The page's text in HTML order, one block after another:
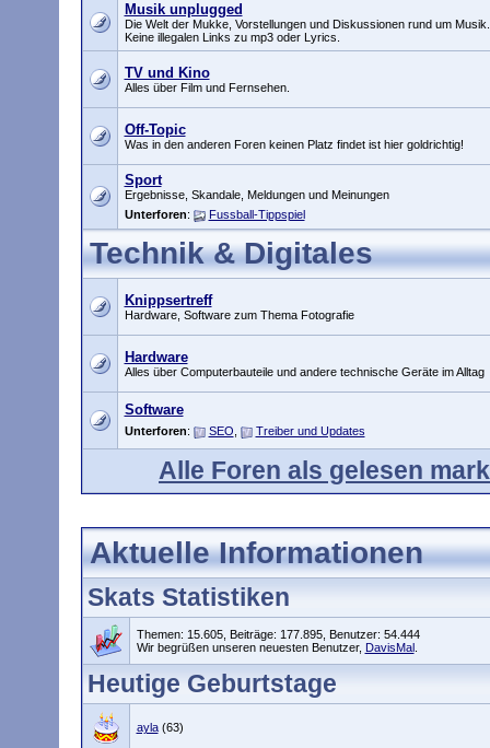
Musik unplugged
Die Welt der Mukke, Vorstellungen und Diskussionen rund um Musik.
Keine illegalen Links zu mp3 oder Lyrics.
TV und Kino
Alles über Film und Fernsehen.
Off-Topic
Was in den anderen Foren keinen Platz findet ist hier goldrichtig!
Sport
Ergebnisse, Skandale, Meldungen und Meinungen
Unterforen: Fussball-Tippspiel
Technik & Digitales
Knippsertreff
Hardware, Software zum Thema Fotografie
Hardware
Alles über Computerbauteile und andere technische Geräte im Alltag
Software
Unterforen: SEO Treiber und Updates
Alle Foren als gelesen
Aktuelle Informationen
Skats Statistiken
Themen: 15.605, Beiträge: 177.895, Benutzer: 54.444
Wir begrüßen unseren neuesten Benutzer, DavisMal.
Heutige Geburtstage
ayla (63)